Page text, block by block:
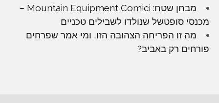
מבחן שטח: Mountain Equipment Comici –
מכנסי סופטשל שנולדו לשבילים טכניים
מה זו הפריחה הצהובה הזו, ומי אמר שפרחים
פורחים רק באביב?